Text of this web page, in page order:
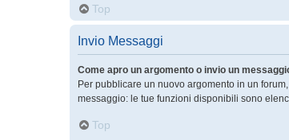
Top
Invio Messaggi
Come apro un argomento o invio un
Per pubblicare un nuovo argomento in un
messaggio: le tue funzioni disponibili sono
Top